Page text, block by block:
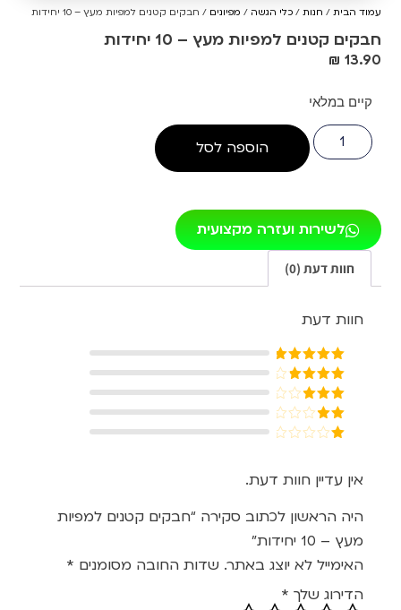
עמוד הבית / חנות /כלי הגשה / מפיונים / חבקים קטנים למפיות מעץ – 10 יחידות
חבקים קטנים למפיות מעץ – 10 יחידות
₪ 13.90
קיים במלאי
הוספה לסל
לשירות ועזרה מקצועית
חוות דעת (0)
חוות דעת
דורג5מתוך
5
דורג4
מתוך 5
דורג3
מתוך 5
דורג
מתוך
5
אין עדיין חוות דעת.
היה הראשון לכתוב סקירה “חבקים קטנים למפיות
מעץ – 10 יחידות”
האימייל לא יוצג באתר. שדות החובה מסומנים *
הדירוג שלך *